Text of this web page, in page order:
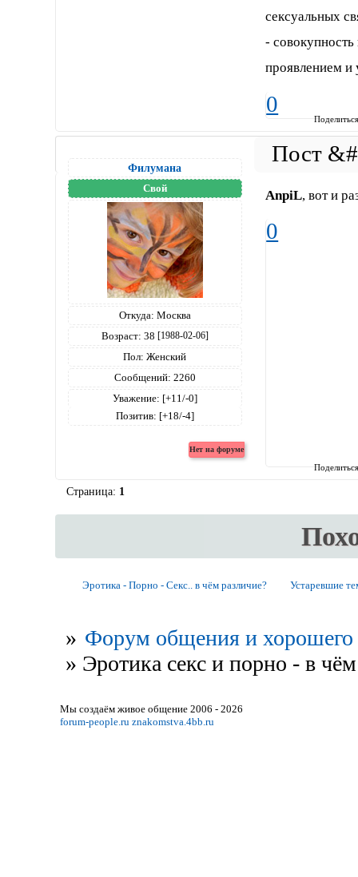
сексуальных
-
проявлением и
0
Филумана
Свой
Откуда: Москва
Возраст: 38 [1988-02-06]
Пол: Женский
Сообщений: 2260
Уважение: [+11/-0]
Позитив: [+18/-4]
AnpiL, вот и
0
Страница: 1
Эротика - Порно - Секс.. в чём различие? Устаревшие
» Форум общения и хорошего
» Эротика секс и порно - в
Мы создаём живое общение 2006 - 2026
forum-people.ru znakomstva.4bb.ru